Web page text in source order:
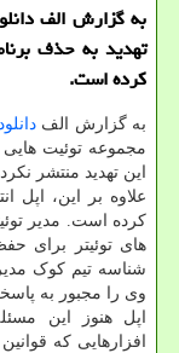
به گزارش الف
تهدید به حذف
کرده است.
به گزارش الف
مجموعه توئیت هایی
این تهدید منتشر
علاوه بر این، اپل
کرده است. مدیر
های توئیتر برای
شناسه تیم کوک
وی را مجبور به
اپل هنوز این
افزارهایی که